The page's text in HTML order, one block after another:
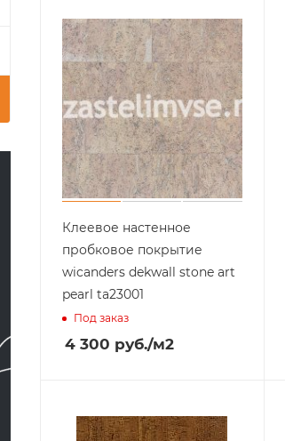
Клеевое настенное
пробковое покрытие
wicanders dekwall stone art
pearl ta23001
Под заказ
4 300 руб./м2